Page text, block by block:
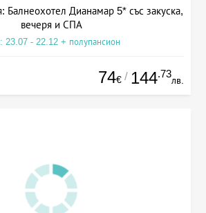
Балнеохотел Дианамар 5* със закуска,
вечеря и СПА
23.07 - 22.12 + полупансион
74€ / 144.73
лв.